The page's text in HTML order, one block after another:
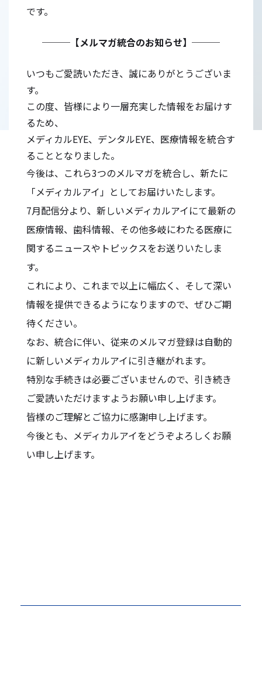
です。
───【メルマガ統合のお知らせ】───
いつもご愛読いただき、誠にありがとうございま
す。
この度、皆様により一層充実した情報をお届けす
るため、
メディカルEYE、デンタルEYE、医療情報を統合す
ることとなりました。
今後は、これら3つのメルマガを統合し、新たに
「メディカルアイ」としてお届けいたします。
7月配信分より、新しいメディカルアイにて最新の
医療情報、歯科情報、その他多岐にわたる医療に
関するニュースやトピックスをお送りいたしま
す。
これにより、これまで以上に幅広く、そして深い
情報を提供できるようになりますので、ぜひご期
待ください。
なお、統合に伴い、従来のメルマガ登録は自動的
に新しいメディカルアイに引き継がれます。
特別な手続きは必要ございませんので、引き続き
ご愛読いただけますようお願い申し上げます。
皆様のご理解とご協力に感謝申し上げます。
今後とも、メディカルアイをどうぞよろしくお願
い申し上げます。